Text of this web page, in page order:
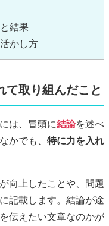
結果
かし方
取り組んだこと
は、冒頭に結論を述べ
かでも、 特に力を入れ
向上したことや、問題
記載します。結論が途
伝えたい文章なのかが